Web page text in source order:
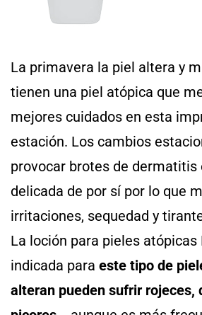
La primavera la piel altera y
tienen una piel atópica que
mejores cuidados en esta
estación. Los cambios
provocar brotes de dermatitis
delicada de por sí por lo que
irritaciones, sequedad y
La loción para pieles atópicas
indicada para este tipo de
alteran pueden sufrir rojeces,